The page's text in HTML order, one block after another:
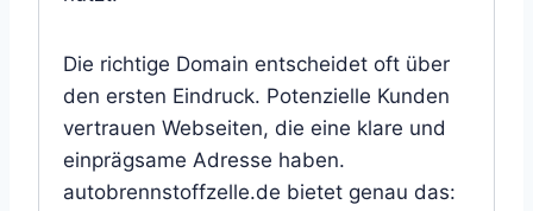
Die richtige Domain entscheidet oft über
den ersten Eindruck. Potenzielle Kunden
vertrauen Webseiten, die eine klare und
einprägsame Adresse haben.
autobrennstoffzelle.de bietet genau das: